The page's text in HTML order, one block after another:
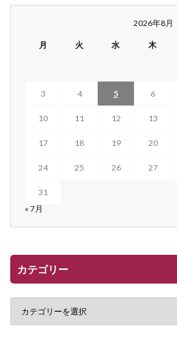
2026年8月
月 火 水 木
3 4 5 6
10 11 12 13
17 18 19 20
24 25 26 27
31
« 7月
カテゴリー